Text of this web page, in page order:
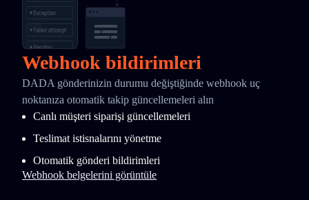
Webhook bildirimleri
DADA gönderinizin durumu değiştiğinde webhook uç
noktanıza otomatik takip güncellemeleri alın
Canlı müşteri siparişi güncellemeleri
Teslimat istisnalarını yönetme
Otomatik gönderi bildirimleri
Webhook belgelerini görüntüle